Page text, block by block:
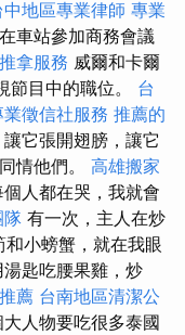
中地區專業律師 專業
車站參加商務會議
拿服務 威爾和卡爾
節目中的職位。 台
業徵信社服務 推薦的
它張開翅膀，讓它
情他們。 高雄搬家
人都在哭，我就會
隊 有一次，主人在炒
和小螃蟹，就在我眼
匙吃腰果雞，炒
薦 台南地區清潔公
人物要吃很多泰國